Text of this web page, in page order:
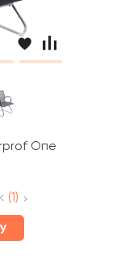
Опера СФ /
(1)